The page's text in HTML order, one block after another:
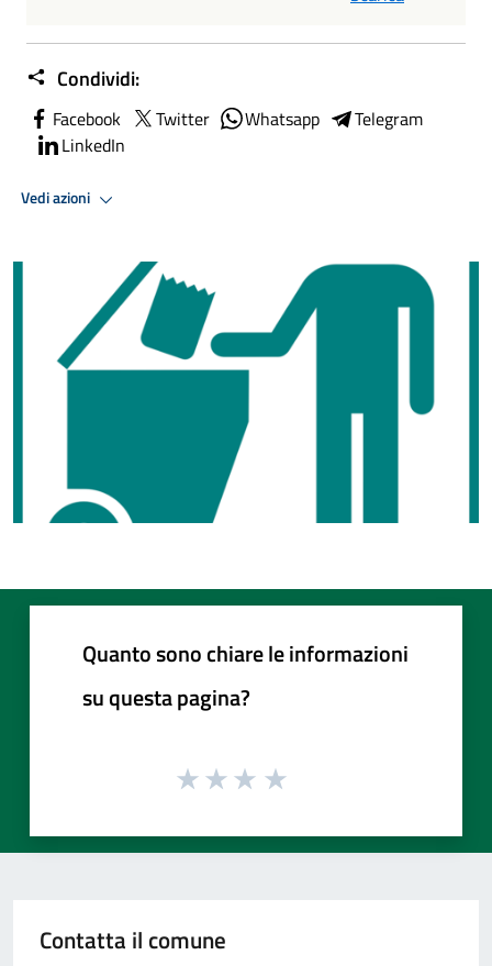
Condividi:
Facebook Twitter Whatsapp
Telegram
LinkedIn
Vedi azioni
Quanto sono chiare le informazioni
su questa pagina?
Contatta il comune